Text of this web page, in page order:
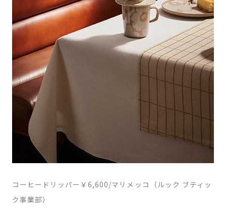
コーヒードリッパー￥6,600/マリメッコ（ルック ブティッ
ク事業部）